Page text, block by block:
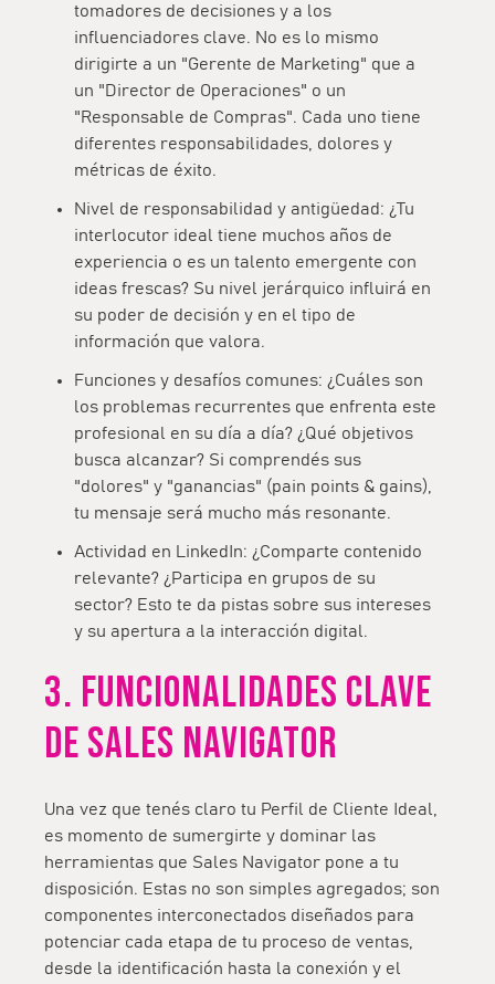
tomadores de decisiones y a los
influenciadores clave. No es lo mismo
dirigirte a un "Gerente de Marketing" que a
un "Director de Operaciones" o un
"Responsable de Compras". Cada uno tiene
diferentes responsabilidades, dolores y
métricas de éxito.
Nivel de responsabilidad y antigüedad: ¿Tu
interlocutor ideal tiene muchos años de
experiencia o es un talento emergente con
ideas frescas? Su nivel jerárquico influirá en
su poder de decisión y en el tipo de
información que valora.
Funciones y desafíos comunes: ¿Cuáles son
los problemas recurrentes que enfrenta este
profesional en su día a día? ¿Qué objetivos
busca alcanzar? Si comprendés sus
"dolores" y "ganancias" (pain points & gains),
tu mensaje será mucho más resonante.
Actividad en LinkedIn: ¿Comparte contenido
relevante? ¿Participa en grupos de su
sector? Esto te da pistas sobre sus intereses
y su apertura a la interacción digital.
3. FUNCIONALIDADES CLAVE
DE SALES NAVIGATOR
Una vez que tenés claro tu Perfil de Cliente Ideal,
es momento de sumergirte y dominar las
herramientas que Sales Navigator pone a tu
disposición. Estas no son simples agregados; son
componentes interconectados diseñados para
potenciar cada etapa de tu proceso de ventas,
desde la identificación hasta la conexión y el